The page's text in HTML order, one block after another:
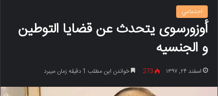
اجتماعي
أوزورسوی یتحدث عن قضایا التوطین
و الجنسیه
اسفند ۲۴, ۱۳۹۷ 273 خواندن این مطلب 1 دقیقه زمان میبرد